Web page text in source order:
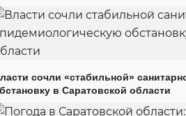
сочли «стабильной»
в Саратовской области